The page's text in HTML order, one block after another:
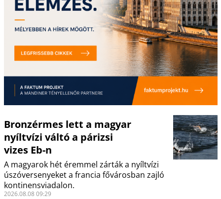
Bronzérmes lett a magyar
nyíltvízi váltó a párizsi
vizes Eb-n
A magyarok hét éremmel zárták a nyíltvízi
úszóversenyeket a francia fővárosban zajló
kontinensviadalon.
2026.08.08 09:29